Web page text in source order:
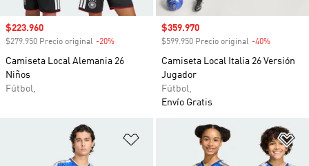
Precio de venta
$223.960
$279.950 Precio original -20%
Camiseta Local Alemania 26
Niños
Fútbol,
Precio de venta
$359.970
$599.950 Precio original -40%
Camiseta Local Italia 26 Versión
Jugador
Fútbol,
Envío Gratis
Añadir a la lista de deseos